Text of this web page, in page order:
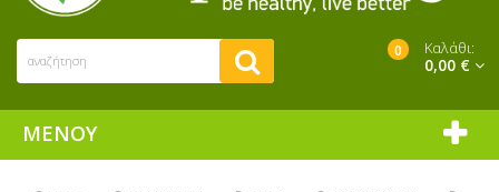
0 Καλάθι:
0,00 €
ΜΕΝΟΎ